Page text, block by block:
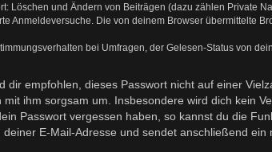
Löschen und Ändern von Beiträgen (dazu zählen Private
Anmeldeversuche. Die von deinem Browser übermittelte
bei Umfragen, der Gelesen-Status von
empfohlen, dieses Passwort nicht auf einer
ihm sorgsam um. Insbesondere wird dich kein
Passwort vergessen haben, so kannst du die
E-Mail-Adresse und sendet anschließend ein